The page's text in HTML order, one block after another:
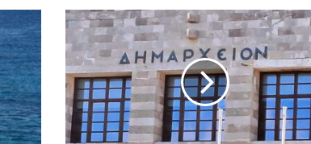
Διαμαρτυρία
καταγγελία
των
εργαζομένων
του
δήμου
για